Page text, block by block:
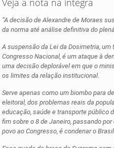
“A decisão de Alexandre de Moraes
da norma até análise definitiva do
A suspensão da Lei da Dosimetria,
Congresso Nacional, é um ataque à
uma decisão deplorável em que o
os limites da relação institucional.
Serve apenas como um biombo para
eleitoral, dos problemas reais da
educação, saúde e transporte público
fim sobre o 8 de Janeiro, passando
povo ao Congresso, é condenar o